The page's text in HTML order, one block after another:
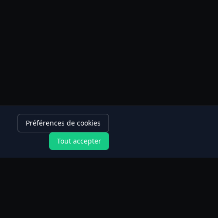
Préférences de cookies
Tout accepter